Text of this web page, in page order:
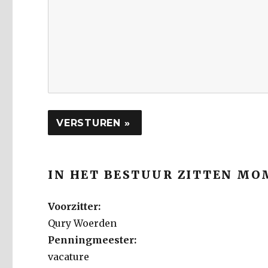
IN HET BESTUUR ZITTEN
Voorzitter:
Qury Woerden
Penningmeester:
vacature